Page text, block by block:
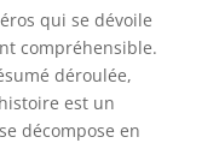
qui se dévoile
compréhensible.
déroulée,
est un
décompose en